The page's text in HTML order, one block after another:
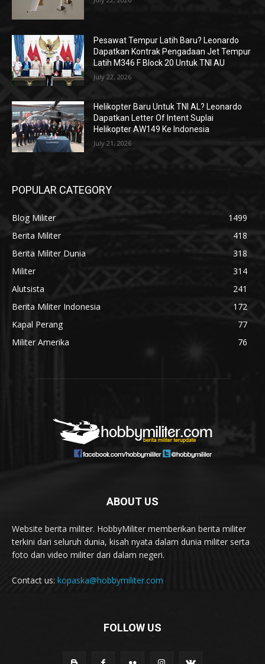
Pesawat Tempur Latih Baru? Leonardo
Dapatkan Kontrak Pengadaan Jet Tempur
Latih M346 F Block 20 Untuk TNI AU
July 22, 2026
Helikopter Baru Untuk TNI AL? Leonardo
Dapatkan Letter Of Intent Suplai
Helikopter AW149 Ke Indonesia
July 21, 2026
POPULAR CATEGORY
Blog Militer
1499
Berita Militer
418
Berita Militer Dunia
318
Militer
314
Alutsista
241
Berita Militer Indonesia
172
Kapal Perang
77
Militer Amerika
76
ABOUT US
Website berita militer. HobbyMiliter memberikan berita militer
terkini dari seluruh dunia, kisah nyata dalam dunia militer serta
foto dan video militer dari dalam negeri.
Contact us: kopaska@hobbymiliter.com
FOLLOW US